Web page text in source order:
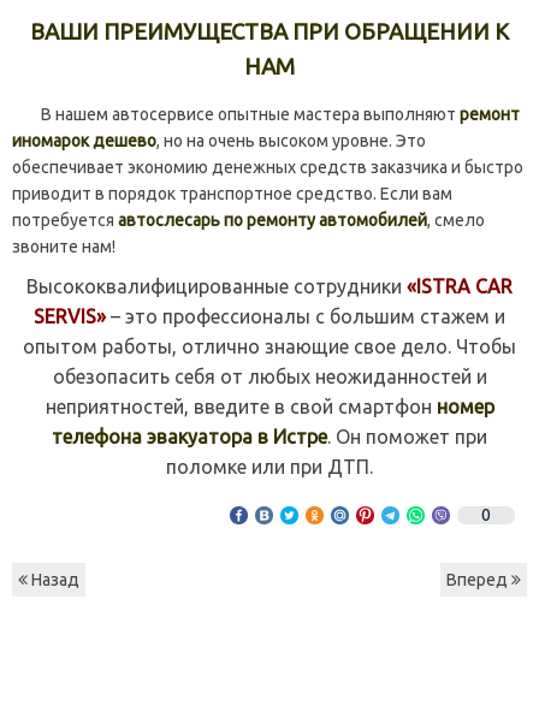
ВАШИ ПРЕИМУЩЕСТВА ПРИ ОБРАЩЕНИИ К
НАМ
В нашем автосервисе опытные мастера выполняют ремонт
иномарок дешево, но на очень высоком уровне. Это
обеспечивает экономию денежных средств заказчика и быстро
приводит в порядок транспортное средство. Если вам
потребуется автослесарь по ремонту автомобилей, смело
звоните нам!
Высококвалифицированные сотрудники «ISTRA CAR
SERVIS» – это профессионалы с большим стажем и
опытом работы, отлично знающие свое дело. Чтобы
обезопасить себя от любых неожиданностей и
неприятностей, введите в свой смартфон номер
телефона эвакуатора в Истре. Он поможет при
поломке или при ДТП.
0
Назад Вперед